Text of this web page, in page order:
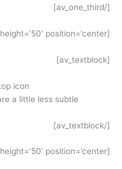
[/av_one_third]
[av_hr class=’invisible’ height=’50’ position=’center’]
[av_textblock]
icon
a little less subtle
[/av_textblock]
[av_hr class=’short’ height=’50’ position=’center’]